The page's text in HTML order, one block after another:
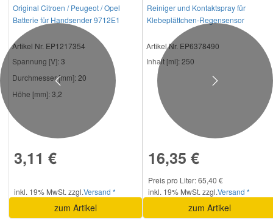
Original Citroen / Peugeot / Opel
Batterie für Handsender 9712E1
Artikel Nr. EP1217354
Spannung [V]: 3
Durchmesser [mm]: 20
Höhe [mm]: 3,2
3,11 €
inkl. 19% MwSt. zzgl.Versand *
zum Artikel
Reiniger und Kontaktspray für
Klebeplättchen-Regensensor
Artikel Nr. EP6378490
Inhalt [ml]: 250
16,35 €
Preis pro Liter: 65,40 €
inkl. 19% MwSt. zzgl.Versand *
zum Artikel
Previous Next